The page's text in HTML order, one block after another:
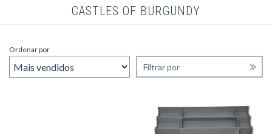
CASTLES OF BURGUNDY
Ordenar por
Filtrar por